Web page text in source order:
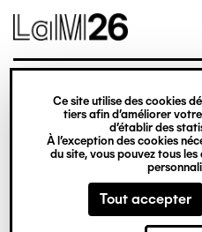
Gestion des cookies
Ce site utilise des cookies
tiers afin d’améliorer
d’établir des
À l’exception des cookies
du site, vous pouvez tous
Tout accepter
contenu